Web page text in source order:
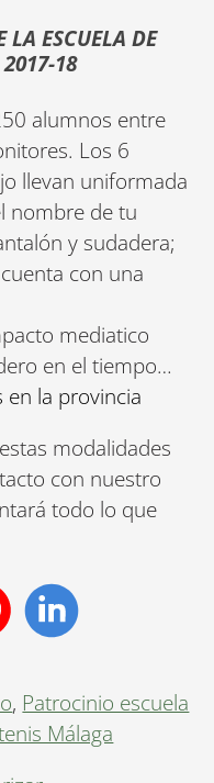
LA ESCUELA DE
2017-18
alumnos entre
Los 6
llevan uniformada
nombre de tu
y sudadera;
con una
mediatico
en el tiempo…
en la provincia
modalidades
con nuestro
todo lo que
, Patrocinio escuela
Málaga